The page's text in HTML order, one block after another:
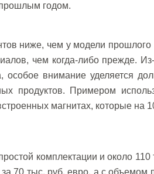
прошлым годом.
ниже, чем у модели прошлого
чем когда-либо прежде.
внимание уделяется
продуктов. Примером
магнитах, которые на
комплектации и около
70 тыс. руб. евро, а с объемом